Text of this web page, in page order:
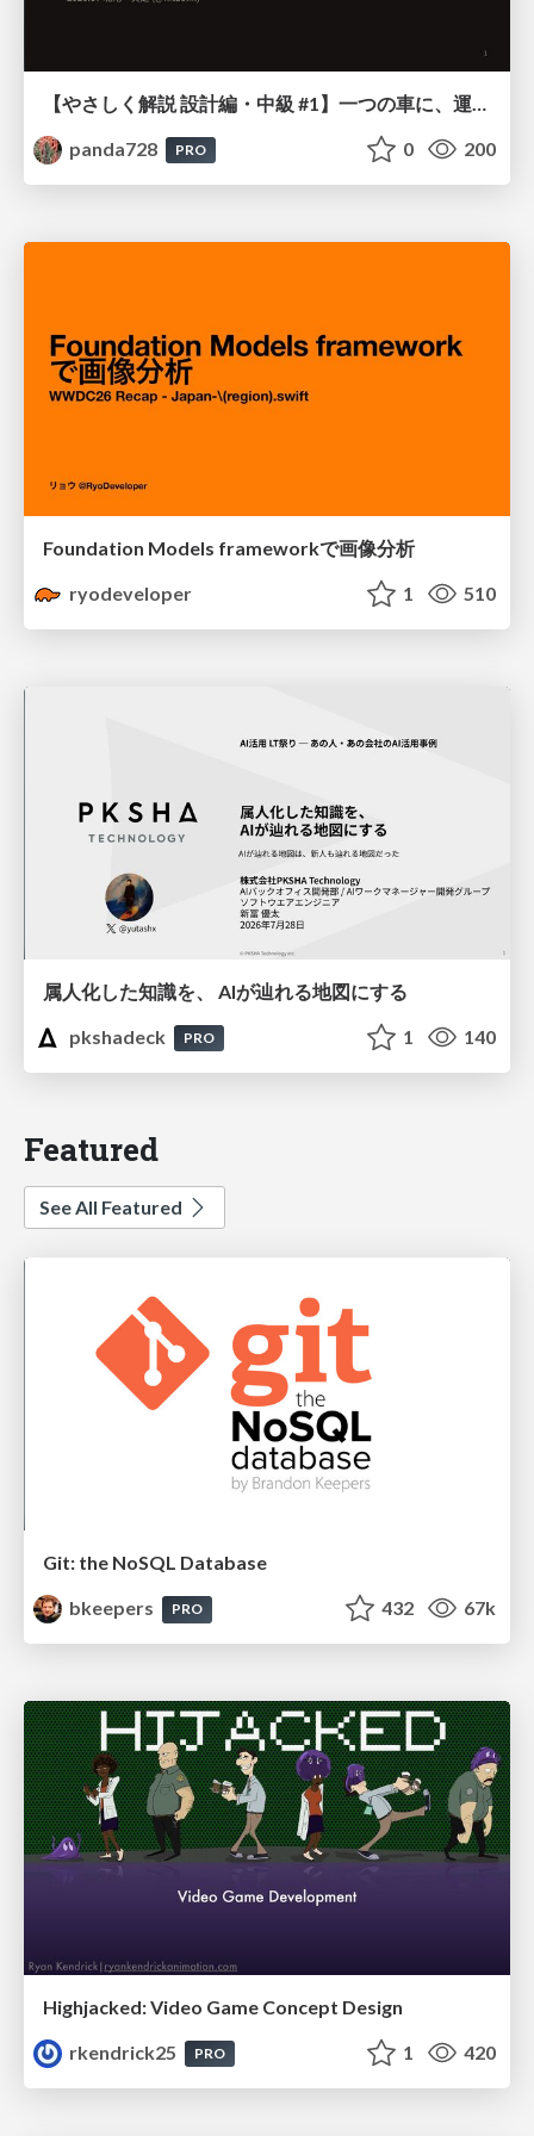
【やさしく解説 設計編・中級 #1】一つの車に、運転手は一人 ～ある倉庫システムの事例から～
panda728
PRO 0 200
Foundation Models frameworkで画像分析
ryodeveloper
1 510
属人化した知識を、 AIが辿れる地図にする
pkshadeck
PRO 1 140
Featured
See All Featured
Git: the NoSQL Database
bkeepers
PRO 432 67k
Highjacked: Video Game Concept Design
rkendrick25
PRO 1 420